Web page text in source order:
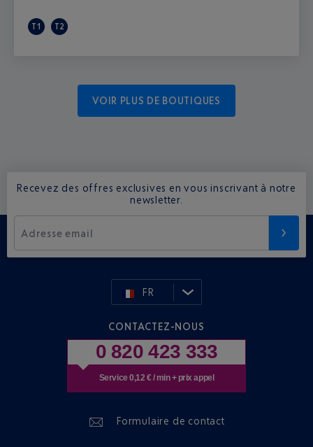
T1 T2
VOIR PLUS DE BOUTIQUES
Recevez des offres exclusives en vous inscrivant à notre
newsletter.
Adresse email
FR
CONTACTEZ-NOUS
0 820 423 333
Service 0,12 € / min + prix appel
Formulaire de contact